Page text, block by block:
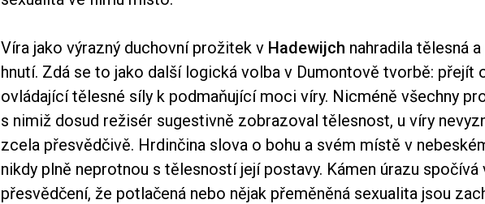
Víra jako výrazný duchovní prožitek v Hadewijch nahradila tělesná
hnutí. Zdá se to jako další logická volba v Dumontově tvorbě: přejít
ovládající tělesné síly k podmaňující moci víry. Nicméně všechny
s nimiž dosud režisér sugestivně zobrazoval tělesnost, u víry
zcela přesvědčivě. Hrdinčina slova o bohu a svém místě v
nikdy plně neprotnou s tělesností její postavy. Kámen úrazu spočívá
přesvědčení, že potlačená nebo nějak přeměněná sexualita jsou